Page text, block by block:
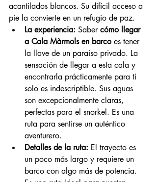
acantilados blancos. Su difícil acceso a
pie la convierte en un refugio de paz.
La experiencia: Saber cómo llegar
a Cala Màrmols en barco es tener
la llave de un paraíso privado. La
sensación de llegar a esta cala y
encontrarla prácticamente para ti
solo es indescriptible. Sus aguas
son excepcionalmente claras,
perfectas para el snorkel. Es una
ruta para sentirse un auténtico
aventurero.
Detalles de la ruta: El trayecto es
un poco más largo y requiere un
barco con algo más de potencia.